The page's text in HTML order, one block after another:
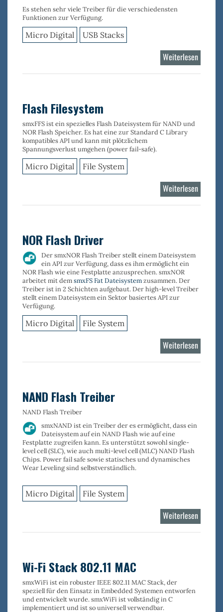
Es stehen sehr vieleTreiberfür die verschiedensten
Funktionen zur Verfügung.
Micro Digital USB Stacks
Weiterlesen
USB
Flash Filesystem
smxFFS ist ein speziellesFlash Dateisystem für NAND und
NOR Flash Speicher. Es hat eine zur Standard C Library
kompatibles API und kann mit plötzlichem
Spannungsverlust umgehen (power fail-safe).
Micro Digital File System
Weiterlesen
Flash
NOR Flash Driver
DersmxNOR Flash Treiber stellt einem Dateisystem
ein API zur Verfügung, dass es ihm ermöglicht ein
NOR Flash wie eine Festplatte anzusprechen. smxNOR
arbeitet mit demsmxFS Fat Dateisystemzusammen. Der
Treiber ist in 2 Schichten aufgebaut. Der high-level Treiber
stellt einem Dateisystem ein Sektor basiertes API zur
Verfügung.
Micro Digital File System
Weiterlesen
NOR
NAND Flash Treiber
NAND Flash Treiber
smxNAND ist ein Treiber der es ermöglicht, dass ein
Dateisystem auf ein NAND Flash wie auf eine
Festplatte zugreifen kann. Es unterstützt sowohlsingle-
level cell (SLC), wie auch multi-level cell (MLC)NAND Flash
Chips. Power fail safe sowie statisches und dynamisches
Wear Leveling sind selbstverständlich.
Micro Digital File System
Weiterlesen
NAND
Wi-Fi Stack 802.11 MAC
smxWiFi ist ein robusterIEEE 802.11 MAC Stack, der
speziell für den Einsatz in Embedded Systemen entworfen
und entwickelt wurde. smxWiFi ist vollständig in C
implementiert und ist so universell verwendbar.